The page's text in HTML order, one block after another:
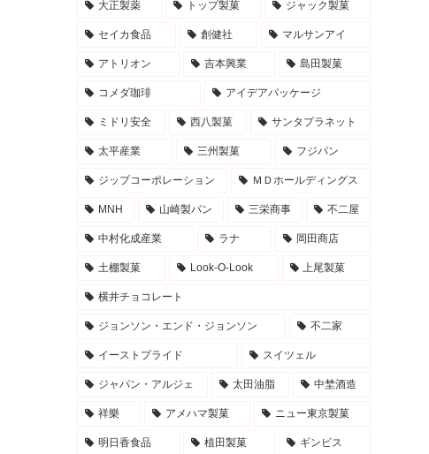
大正製薬 トップ製菓 ジャック製菓
セイカ食品 創健社 マルサンアイ
アトリオン 吉本興業 島田製菓
コメダ珈琲 アイデアパッケージ
ミドリ安全 西八製菓 サンタプラネット
太平産業 三州製菓 フジパン
ジップコーポレーション ＭＤホールディングス
MNH 山崎製パン 三栄商事 不二屋
中村化成産業 ラナ 岡田商店
土棚製菓 Look-O-Look 上尾製菓
横井チョコレート
ジョンソン・エンド・ジョンソン 不二家
イーストプライド スイツェル
ジャパン・アルジェ 太田油脂 中埜酒造
祥樂 アメハマ製菓 ニュー東京製菓
明日香食品 植田製菓 ギンビス